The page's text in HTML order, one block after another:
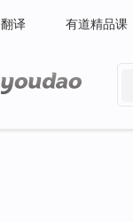
翻译 有道精品课